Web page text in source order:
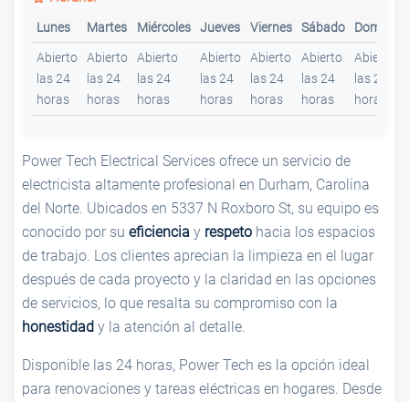
Lunes Martes Miércoles Jueves Viernes Sábado Domingo
Abierto
las 24
horas
Abierto
las 24
horas
Abierto
las 24
horas
Abierto
las 24
horas
Abierto
las 24
horas
Abierto
las 24
horas
Abierto
las 24
horas
Power Tech Electrical Services ofrece un servicio de
electricista altamente profesional en Durham, Carolina
del Norte. Ubicados en 5337 N Roxboro St, su equipo es
conocido por su eficiencia y respeto hacia los espacios
de trabajo. Los clientes aprecian la limpieza en el lugar
después de cada proyecto y la claridad en las opciones
de servicios, lo que resalta su compromiso con la
honestidad y la atención al detalle.
Disponible las 24 horas, Power Tech es la opción ideal
para renovaciones y tareas eléctricas en hogares. Desde